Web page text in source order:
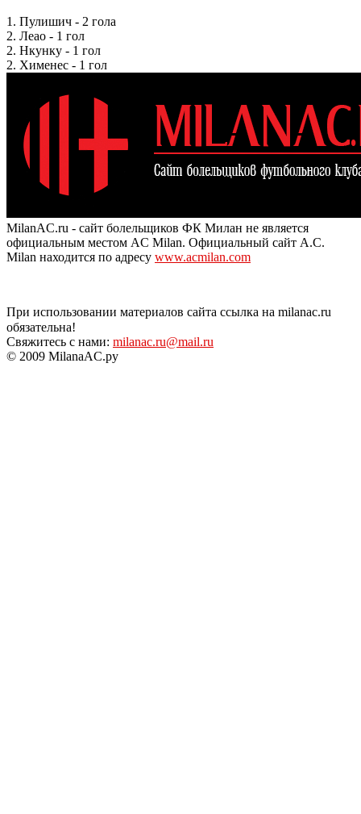
1. Пулишич - 2 гола
2. Леао - 1 гол
2. Нкунку - 1 гол
2. Хименес - 1 гол
MilanAC.ru - сайт болельщиков ФК Милан не является
официальным местом AC Milan. Официальный сайт A.C.
Milan находится по адресу www.acmilan.com
При использовании материалов сайта ссылка на milanac.ru
обязательна!
Свяжитесь с нами: milanac.ru@mail.ru
© 2009 MilanaAC.ру